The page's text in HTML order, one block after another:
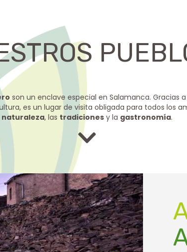
son un enclave especial en Salamanca. Gracias a
es un lugar de visita obligada para todos los
naturaleza, las tradiciones y la gastronomía.